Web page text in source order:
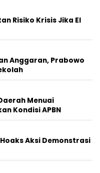
Risiko Krisis Jika El
Anggaran, Prabowo
Menuai
Kondisi APBN
Aksi Demonstrasi